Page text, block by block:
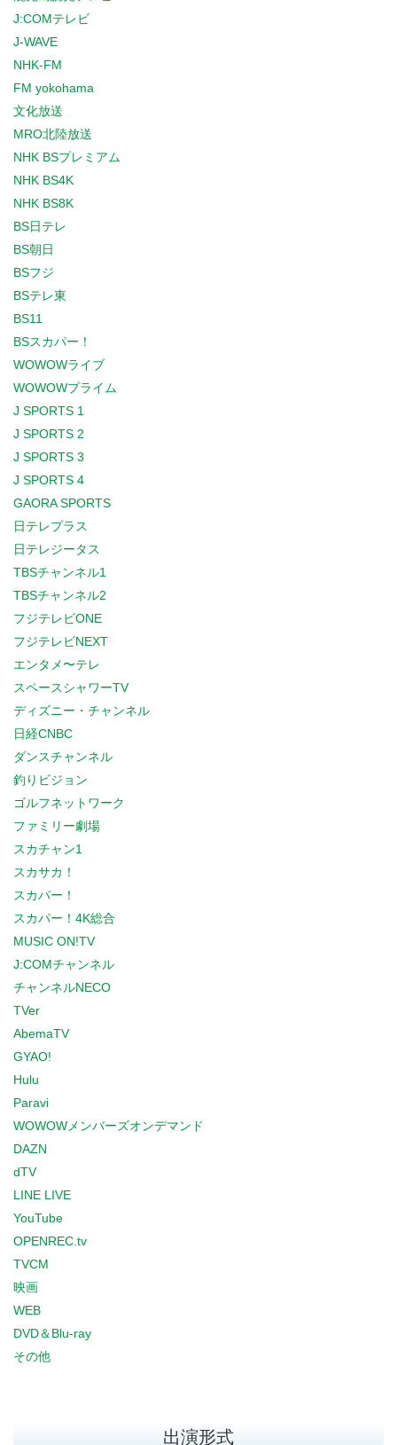
J:COMテレビ
J-WAVE
NHK-FM
FM yokohama
文化放送
MRO北陸放送
NHK BSプレミアム
NHK BS4K
NHK BS8K
BS日テレ
BS朝日
BSフジ
BSテレ東
BS11
BSスカパー！
WOWOWライブ
WOWOWプライム
J SPORTS 1
J SPORTS 2
J SPORTS 3
J SPORTS 4
GAORA SPORTS
日テレプラス
日テレジータス
TBSチャンネル1
TBSチャンネル2
フジテレビONE
フジテレビNEXT
エンタメ〜テレ
スペースシャワーTV
ディズニー・チャンネル
日経CNBC
ダンスチャンネル
釣りビジョン
ゴルフネットワーク
ファミリー劇場
スカチャン1
スカサカ！
スカパー！
スカパー！4K総合
MUSIC ON!TV
J:COMチャンネル
チャンネルNECO
TVer
AbemaTV
GYAO!
Hulu
Paravi
WOWOWメンバーズオンデマンド
DAZN
dTV
LINE LIVE
YouTube
OPENREC.tv
TVCM
映画
WEB
DVD＆Blu-ray
その他
出演形式